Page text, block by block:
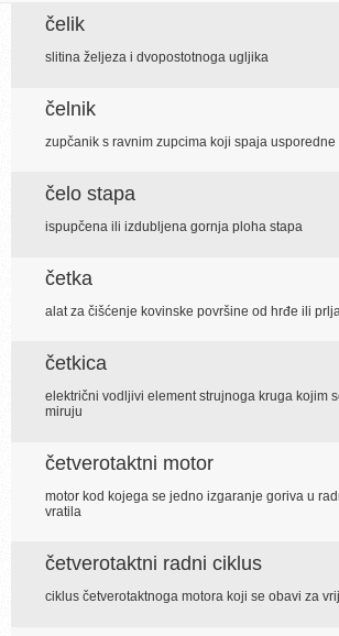
čelik
slitina željeza i dvopostotnoga ugljika
čelnik
zupčanik s ravnim zupcima koji spaja
čelo stapa
ispupčena ili izdubljena gornja ploha stapa
četka
alat za čišćenje kovinske površine od hrđe ili
četkica
električni vodljivi element strujnoga kruga kojim
miruju
četverotaktni motor
motor kod kojega se jedno izgaranje goriva u
vratila
četverotaktni radni ciklus
ciklus četverotaktnoga motora koji se obavi za